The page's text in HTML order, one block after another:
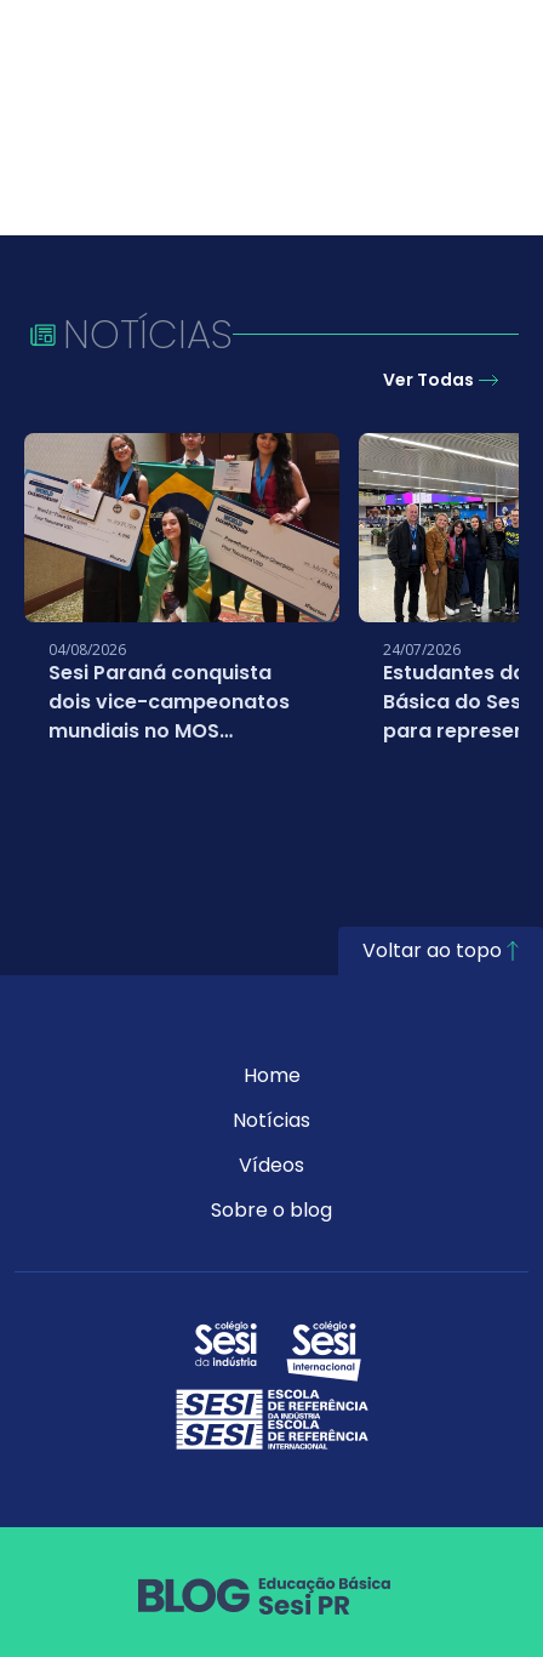
NOTÍCIAS
Ver Todas
04/08/2026
Sesi Paraná conquista
dois vice-campeonatos
mundiais no MOS
24/07/2026
Estudantes da
Básica do Sesi
para
Voltar ao topo
Home
Notícias
Vídeos
Sobre o blog